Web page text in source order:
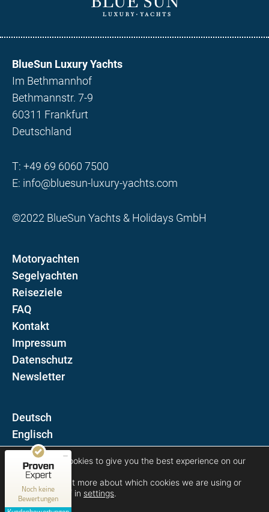
BlueSun Luxury Yachts
Im Bethmannhof
Bethmannstr. 7-9
60311 Frankfurt
Deutschland
T: +49 69 6060 7500
E: info@bluesun-luxury-yachts.com
©2022 BlueSun Yachts & Holidays GmbH
Motoryachten
Segelyachten
Reiseziele
FAQ
Kontakt
Impressum
Datenschutz
Newsletter
D
E
Folgen Sie uns auf
We are using cookies to give you the best experience on our
website.
You can find out more about which cookies we are using or
switch them off in settings.
Noch keine
Bewertungen
MANGELHAFT
0,00 / 5,00
Erfahren Sie mehr über dieses Bewertungssiegel